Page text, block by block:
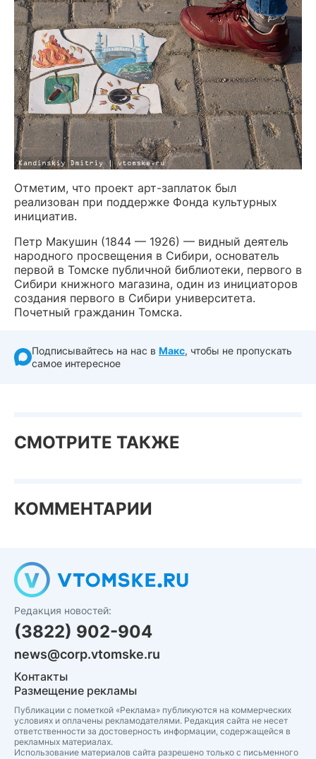
Отметим, что проект арт-заплаток был
реализован при поддержке Фонда культурных
инициатив.
Петр Макушин (1844 — 1926) — видный деятель
народного просвещения в Сибири, основатель
первой в Томске публичной библиотеки, первого в
Сибири книжного магазина, один из инициаторов
создания первого в Сибири университета.
Почетный гражданин Томска.
Подписывайтесь на нас в Макс, чтобы не пропускать
самое интересное
СМОТРИТЕ ТАКЖЕ
КОММЕНТАРИИ
Редакция новостей:
(3822) 902-904
news@corp.vtomske.ru
Контакты
Размещение рекламы
Публикации с пометкой «Реклама» публикуются на коммерческих
условиях и оплачены рекламодателями. Редакция сайта не несет
ответственности за достоверность информации, содержащейся в
рекламных материалах.
Использование материалов сайта разрешено только с письменного